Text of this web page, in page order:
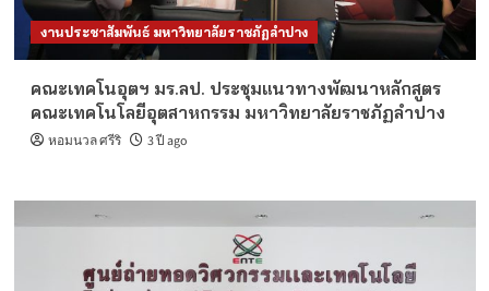
งานประชาสัมพันธ์ มหาวิทยาลัยราชภัฏลำปาง
คณะเทคโนอุตฯ มร.ลป. ประชุมแนวทางพัฒนาหลักสูตร
คณะเทคโนโลยีอุตสาหกรรม มหาวิทยาลัยราชภัฏลำปาง
หอมนวล ศรีริ 3 ปี ago